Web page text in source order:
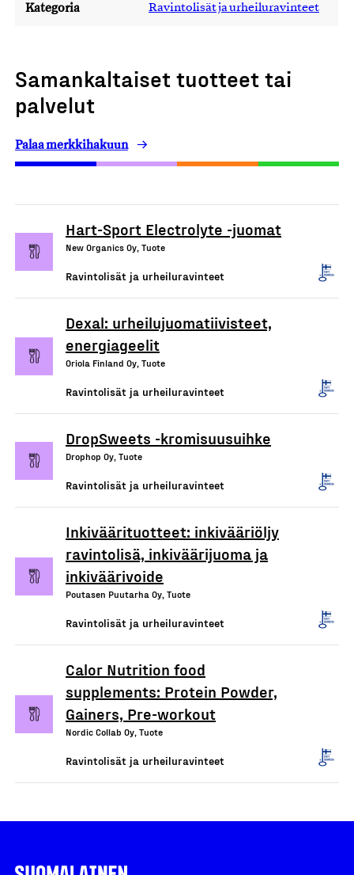
Kategoria Ravintolisät ja urheiluravinteet
Samankaltaiset tuotteet tai
palvelut
Palaa merkkihakuun
Hart-Sport Electrolyte -juomat
New Organics Oy, Tuote
Ravintolisät ja urheiluravinteet
Dexal: urheilujuomatiivisteet,
energiageelit
Oriola Finland Oy, Tuote
Ravintolisät ja urheiluravinteet
DropSweets -kromisuusuihke
Drophop Oy, Tuote
Ravintolisät ja urheiluravinteet
Inkiväärituotteet: inkivääriöljy
ravintolisä, inkiväärijuoma ja
inkiväärivoide
Poutasen Puutarha Oy, Tuote
Ravintolisät ja urheiluravinteet
Calor Nutrition food
supplements: Protein Powder,
Gainers, Pre-workout
Nordic Collab Oy, Tuote
Ravintolisät ja urheiluravinteet